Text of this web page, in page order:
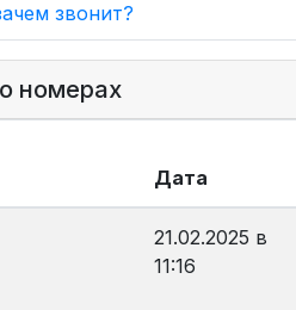
звонит?
номерах
Дата
21.02.2025 в
11:16